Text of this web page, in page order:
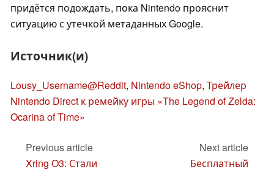
придётся подождать, пока Nintendo прояснит
ситуацию с утечкой метаданных Google.
Источник(и)
Lousy_Username@Reddit, Nintendo eShop, Трейлер
Nintendo Direct к ремейку игры «The Legend of Zelda:
Ocarina of Time»
Previous article
Xring O3: Стали
Next article
Бесплатный